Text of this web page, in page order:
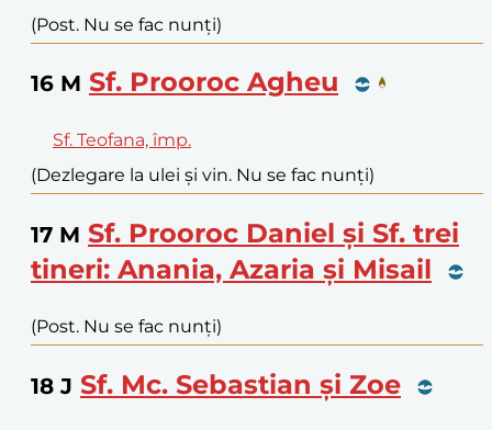
(Post. Nu se fac nunți)
16 M Sf. Prooroc Agheu
Sf. Teofana, împ.
(Dezlegare la ulei și vin. Nu se fac nunți)
17 M Sf. Prooroc Daniel și Sf. trei
tineri: Anania, Azaria și Misail
(Post. Nu se fac nunți)
18 J Sf. Mc. Sebastian și Zoe